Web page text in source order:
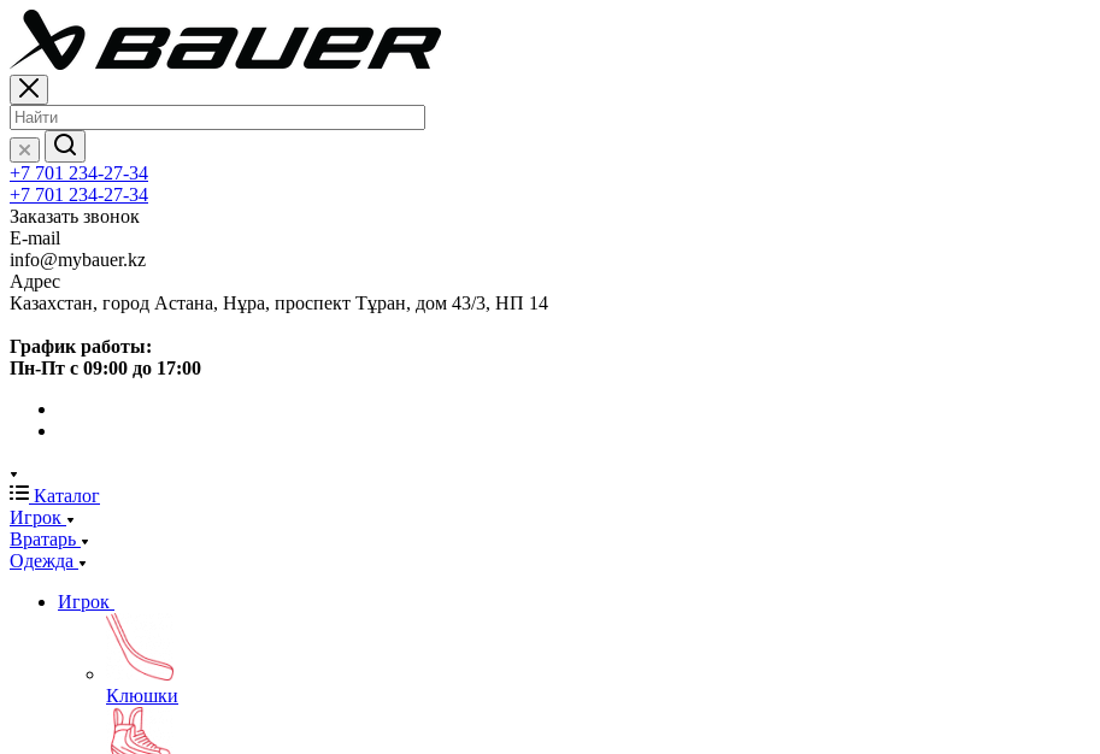
+7 701 234-27-34
+7 701 234-27-34
Заказать звонок
E-mail
info@mybauer.kz
Адрес
Казахстан, город Астана, Нұра, проспект Тұран, дом 43/3, НП 14
График работы:
Пн-Пт с 09:00 до 17:00
Каталог
Игрок
Вратарь
Одежда
Игрок
Клюшки